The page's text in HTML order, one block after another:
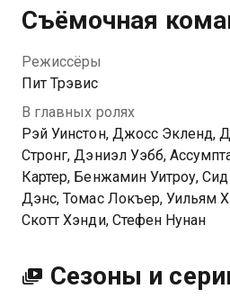
Съёмочная
Режиссёры
Пит Трэвис
В главных ролях
Рэй Уинстон, Джосс Экленд,
Стронг, Дэниэл Уэбб,
Картер, Бенжамин Уитроу,
Дэнс, Томас Локъер, Уильям
Скотт Хэнди, Стефен Нунан
Сезоны и